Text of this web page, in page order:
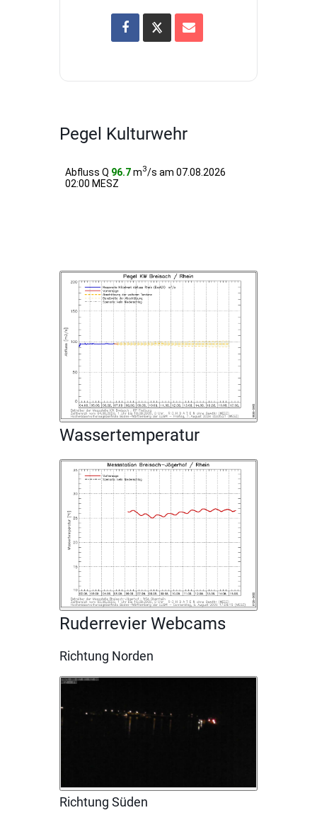
Pegel Kulturwehr
Wassertemperatur
Ruderrevier Webcams
Richtung Norden
Richtung Süden